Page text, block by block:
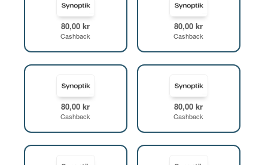
80,00 kr
Cashback
80,00 kr
Cashback
80,00 kr
Cashback
80,00 kr
Cashback